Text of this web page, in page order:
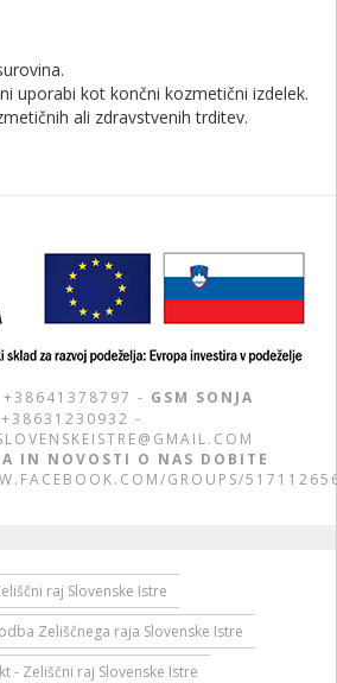
uporabi kot končni kozmetični izdelek.
ali zdravstvenih trditev.
+38641378797 - GSM SONJA
+38631230932 -
IN NOVOSTI O NAS DOBITE
GROUPS/
raj Slovenske Istre
Zeliščnega raja Slovenske Istre
- Zeliščni raj Slovenske Istre